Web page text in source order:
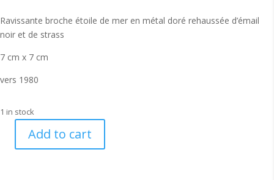
Ravissante broche étoile de mer en métal doré rehaussée d’émail
noir et de strass
7 cm x 7 cm
vers 1980
1 in stock
Add to cart